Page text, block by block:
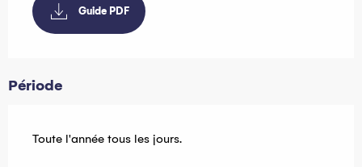
Guide PDF
Période
Toute l'année tous les jours.